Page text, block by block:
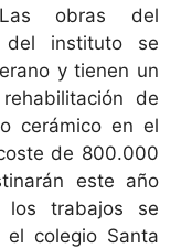
obras del
instituto se
y tienen un
de
cerámico en el
de 800.000
este año
trabajos se
colegio Santa